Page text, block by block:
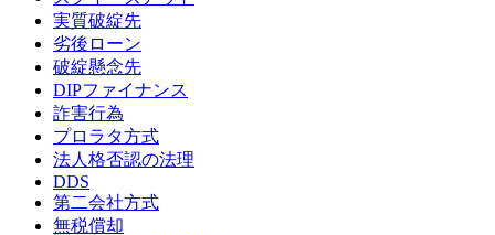
実質破綻先
劣後ローン
破綻懸念先
DIPファイナンス
詐害行為
プロラタ方式
法人格否認の法理
DDS
第二会社方式
無税償却